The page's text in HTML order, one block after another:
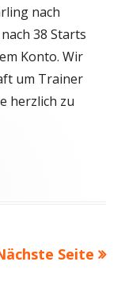
nach
38 Starts
Konto. Wir
um Trainer
herzlich zu
Seite